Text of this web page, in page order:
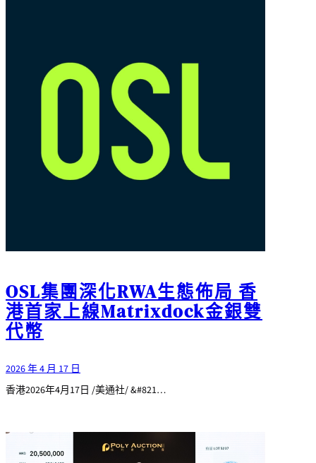
OSL集團深化RWA生態佈局 香
港首家上線Matrixdock金銀雙
代幣
2026 年 4 月 17 日
香港2026年4月17日 /美通社/ &#821…